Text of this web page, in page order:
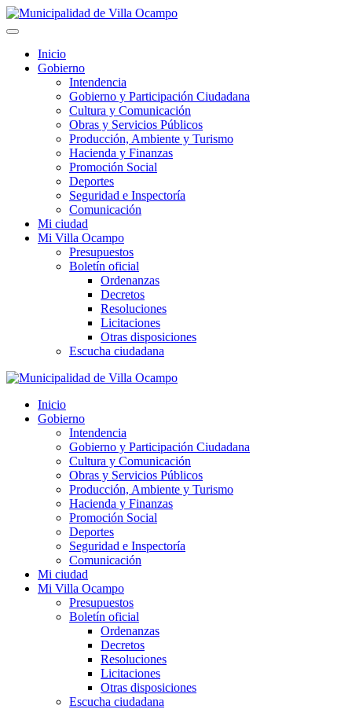
Inicio
Gobierno
Intendencia
Gobierno y Participación Ciudadana
Cultura y Comunicación
Obras y Servicios Públicos
Producción, Ambiente y Turismo
Hacienda y Finanzas
Promoción Social
Deportes
Seguridad e Inspectoría
Comunicación
Mi ciudad
Mi Villa Ocampo
Presupuestos
Boletín oficial
Ordenanzas
Decretos
Resoluciones
Licitaciones
Otras disposiciones
Escucha ciudadana
Inicio
Gobierno
Intendencia
Gobierno y Participación Ciudadana
Cultura y Comunicación
Obras y Servicios Públicos
Producción, Ambiente y Turismo
Hacienda y Finanzas
Promoción Social
Deportes
Seguridad e Inspectoría
Comunicación
Mi ciudad
Mi Villa Ocampo
Presupuestos
Boletín oficial
Ordenanzas
Decretos
Resoluciones
Licitaciones
Otras disposiciones
Escucha ciudadana